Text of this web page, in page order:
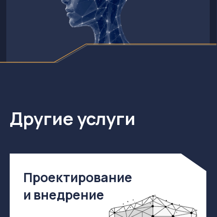
Наши менеджеры свяжутся с вами
для уточнения деталей
+7